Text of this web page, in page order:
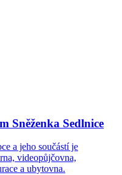
Sněženka Sedlnice
a jeho součástí je
videopůjčovna,
a ubytovna.